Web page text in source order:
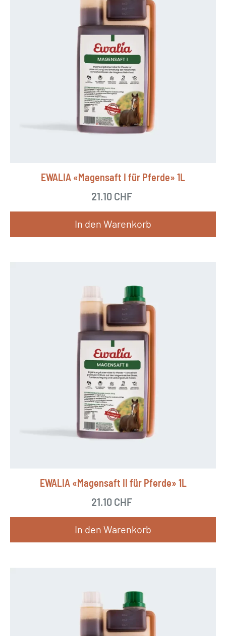
EWALIA «Magensaft I für Pferde» 1L
21.10 CHF
In den Warenkorb
EWALIA «Magensaft II für Pferde» 1L
21.10 CHF
In den Warenkorb